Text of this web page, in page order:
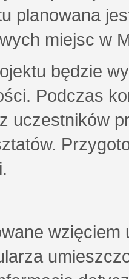
planowana
miejsc w
będzie
Podczas
uczestników
wzięciem